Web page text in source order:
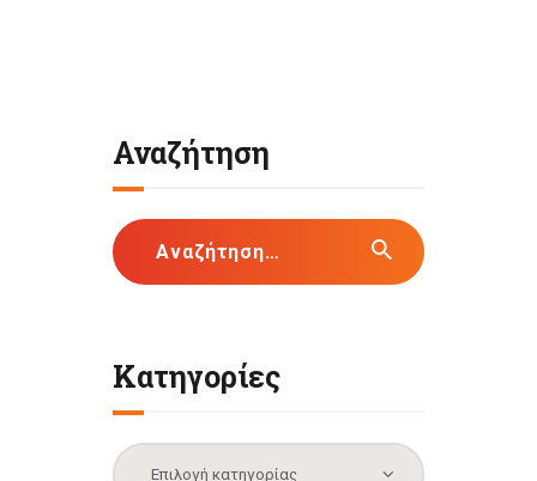
Αναζήτηση
Αναζήτηση
για:
Κατηγορίες
Κατηγορίες